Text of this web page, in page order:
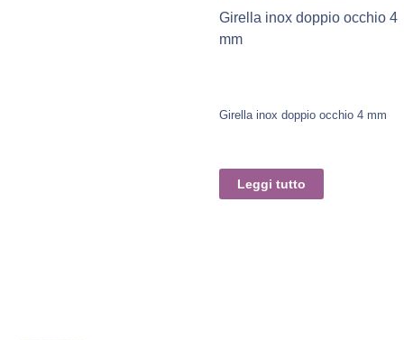
Girella inox doppio occhio 4
mm
Girella inox doppio occhio 4 mm
Leggi tutto